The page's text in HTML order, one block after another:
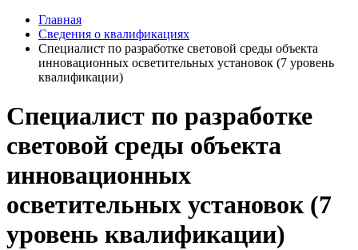
Главная
Сведения о квалификациях
Специалист по разработке световой среды объекта
инновационных осветительных установок (7 уровень
квалификации)
Специалист по разработке
световой среды объекта
инновационных
осветительных установок (7
уровень квалификации)